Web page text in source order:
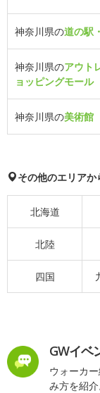
神奈川県の道の駅
神奈川県のアウト
ョッピングモール
神奈川県の美術館
その他のエリアか
北海道
北陸
四国
GWイベ
ウォーカ
み方を紹